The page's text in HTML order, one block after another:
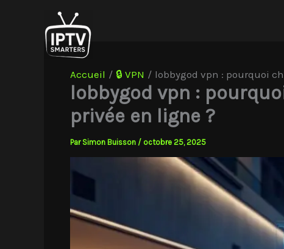
Accueil 🔒 VPN lobbygod vpn : pourquoi
lobbygod vpn :
privée en ligne ?
Par Simon Buisson / octobre 25, 2025